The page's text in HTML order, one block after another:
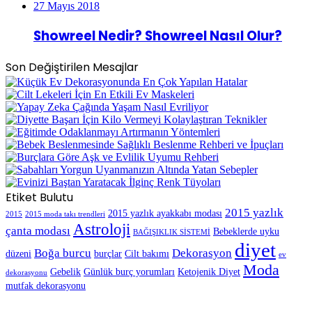
27 Mayıs 2018
Showreel Nedir? Showreel Nasıl Olur?
Son Değiştirilen Mesajlar
Etiket Bulutu
2015 2015 moda takı trendleri 2015 yazlık ayakkabı modası 2015 yazlık
çanta modası Astroloji BAĞIŞIKLIK SİSTEMİ Bebeklerde uyku
düzeni Boğa burcu burçlar Cilt bakımı Dekorasyon diyet ev
dekorasyonu Gebelik Günlük burç yorumları Ketojenik Diyet Moda
mutfak dekorasyonu